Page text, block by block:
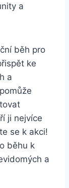
a
běh pro
ke
a
⁢ji nejvíce
se k akci!